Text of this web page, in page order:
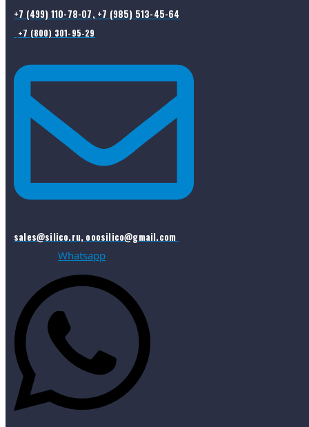
+7 (499) 110-78-07, +7 (985) 513-45-64
+7 (800) 301-95-29
sales@silico.ru, ooosilico@gmail.com
Whatsapp